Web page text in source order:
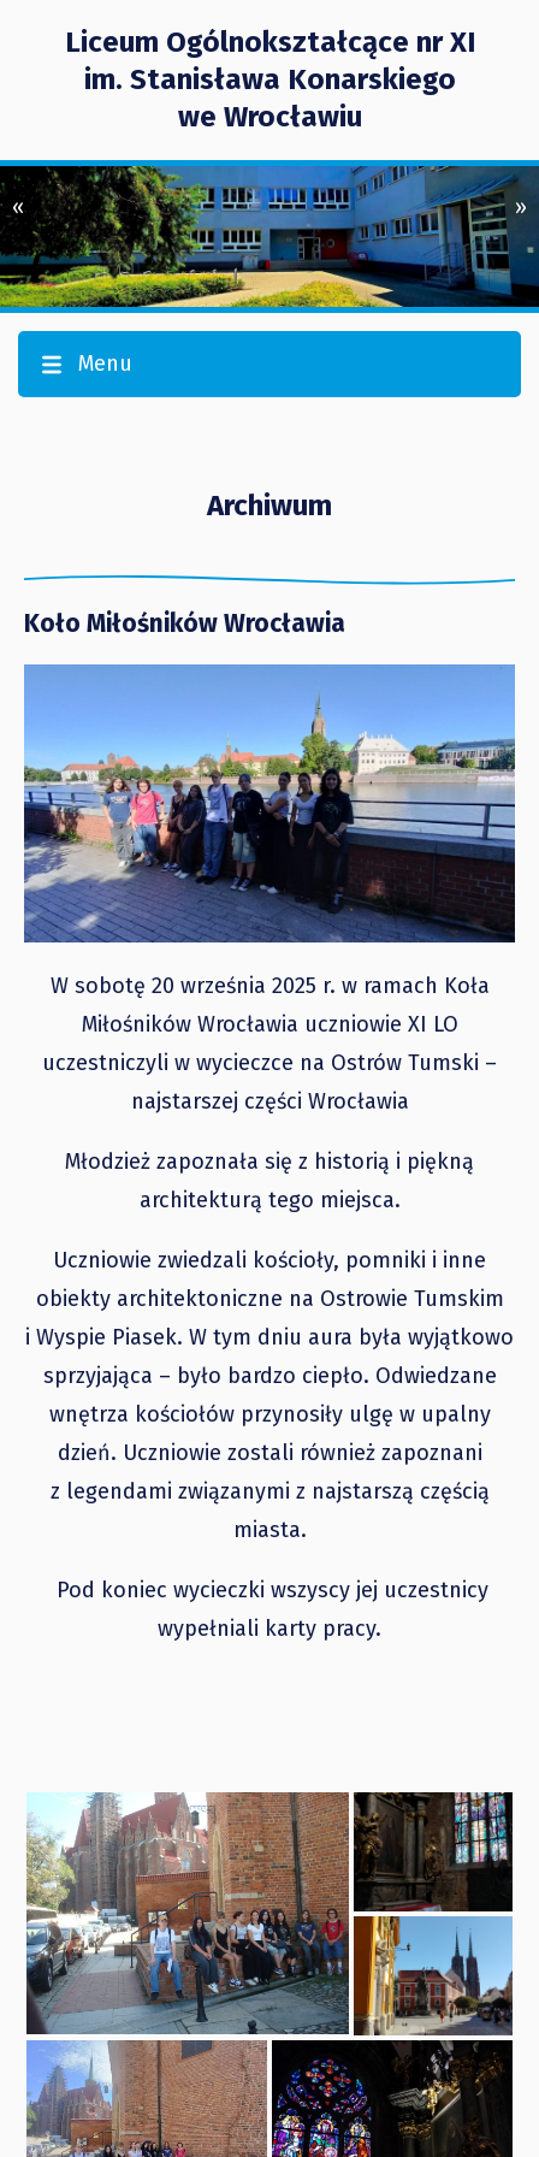
Liceum Ogólnokształcące nr XI
im. Stanisława Konarskiego
we Wrocławiu
« »
Menu
Archiwum
Koło Miłośników Wrocławia
W sobotę 20 września 2025 r. w ramach Koła
Miłośników Wrocławia uczniowie XI LO
uczestniczyli w wycieczce na Ostrów Tumski –
najstarszej części Wrocławia
Młodzież zapoznała się z historią i piękną
architekturą tego miejsca.
Uczniowie zwiedzali kościoły, pomniki i inne
obiekty architektoniczne na Ostrowie Tumskim
i Wyspie Piasek. W tym dniu aura była wyjątkowo
sprzyjająca – było bardzo ciepło. Odwiedzane
wnętrza kościołów przynosiły ulgę w upalny
dzień. Uczniowie zostali również zapoznani
z legendami związanymi z najstarszą częścią
miasta.
Pod koniec wycieczki wszyscy jej uczestnicy
wypełniali karty pracy.